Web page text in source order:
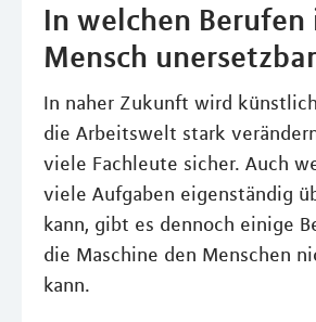
In welchen Berufen
Mensch
In naher Zukunft wird
die Arbeitswelt stark
viele Fachleute sicher. Auch
viele Aufgaben eigenständig
kann, gibt es dennoch einige
die Maschine den Menschen
kann.